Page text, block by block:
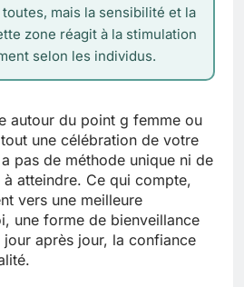
mais la sensibilité et la
zone réagit à la stimulation
selon les individus.
autour du point g femme ou
une célébration de votre
pas de méthode unique ni de
atteindre. Ce qui compte,
vers une meilleure
une forme de bienveillance
après jour, la confiance